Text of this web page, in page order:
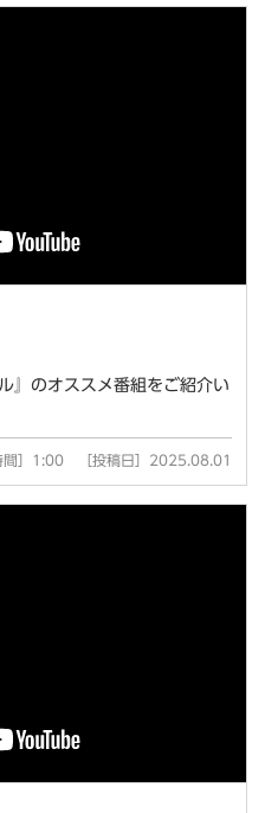
』のオススメ番組をご紹介い
間］1:00 ［投稿日］2025.08.01